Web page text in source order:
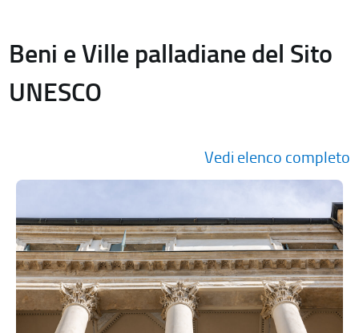
Beni e Ville palladiane del Sito
UNESCO
Vedi elenco completo